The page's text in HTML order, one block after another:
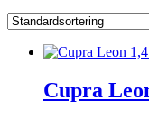
Cupra